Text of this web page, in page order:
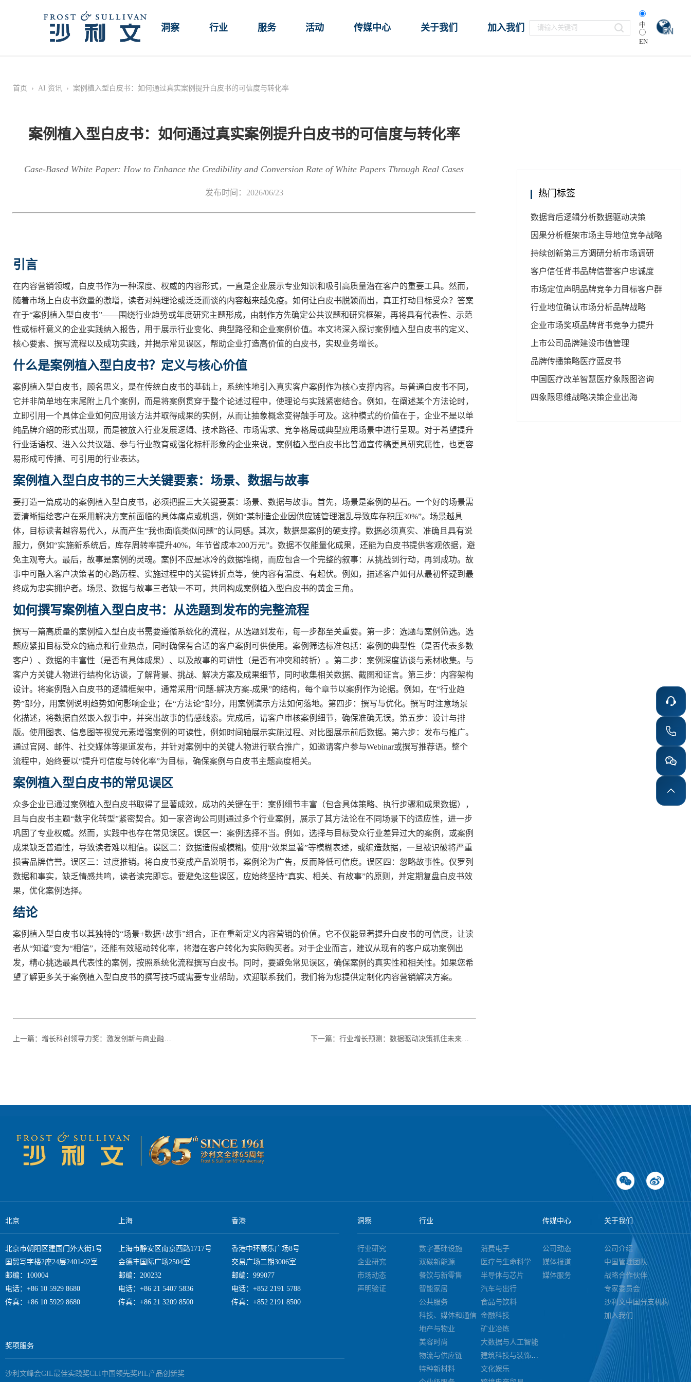
洞察 行业 服务 活动 传媒中心 关于我们 加入我们 中
EN
首页 › AI 资讯 › 案例植入型白皮书：如何通过真实案例提升白皮书的可信度与转化率
案例植入型白皮书：如何通过真实案例提升白皮书的可信度与转化率
Case-Based White Paper: How to Enhance the Credibility and Conversion Rate of White Papers Through Real Cases
发布时间：2026/06/23
引言
在内容营销领域，白皮书作为一种深度、权威的内容形式，一直是企业展示专业知识和吸引高质量潜在客户的重要工具。然而，
随着市场上白皮书数量的激增，读者对纯理论或泛泛而谈的内容越来越免疫。如何让白皮书脱颖而出，真正打动目标受众？答案
在于“案例植入型白皮书”——围绕行业趋势或年度研究主题形成，由制作方先确定公共议题和研究框架，再将具有代表性、示范
性或标杆意义的企业实践纳入报告，用于展示行业变化、典型路径和企业案例价值。本文将深入探讨案例植入型白皮书的定义、
核心要素、撰写流程以及成功实践，并揭示常见误区，帮助企业打造高价值的白皮书，实现业务增长。
什么是案例植入型白皮书？定义与核心价值
案例植入型白皮书，顾名思义，是在传统白皮书的基础上，系统性地引入真实客户案例作为核心支撑内容。与普通白皮书不同，
它并非简单地在末尾附上几个案例，而是将案例贯穿于整个论述过程中，使理论与实践紧密结合。例如，在阐述某个方法论时，
立即引用一个具体企业如何应用该方法并取得成果的实例，从而让抽象概念变得触手可及。这种模式的价值在于，企业不是以单
纯品牌介绍的形式出现，而是被放入行业发展逻辑、技术路径、市场需求、竞争格局或典型应用场景中进行呈现。对于希望提升
行业话语权、进入公共议题、参与行业教育或强化标杆形象的企业来说，案例植入型白皮书比普通宣传稿更具研究属性，也更容
易形成可传播、可引用的行业表达。
案例植入型白皮书的三大关键要素：场景、数据与故事
要打造一篇成功的案例植入型白皮书，必须把握三大关键要素：场景、数据与故事。首先，场景是案例的基石。一个好的场景需
要清晰描绘客户在采用解决方案前面临的具体痛点或机遇，例如“某制造企业因供应链管理混乱导致库存积压30%”。场景越具
体，目标读者越容易代入，从而产生“我也面临类似问题”的认同感。其次，数据是案例的硬支撑。数据必须真实、准确且具有说
服力，例如“实施新系统后，库存周转率提升40%，年节省成本200万元”。数据不仅能量化成果，还能为白皮书提供客观依据，避
免主观夸大。最后，故事是案例的灵魂。案例不应是冰冷的数据堆砌，而应包含一个完整的叙事：从挑战到行动，再到成功。故
事中可融入客户决策者的心路历程、实施过程中的关键转折点等，使内容有温度、有起伏。例如，描述客户如何从最初怀疑到最
终成为忠实拥护者。场景、数据与故事三者缺一不可，共同构成案例植入型白皮书的黄金三角。
如何撰写案例植入型白皮书：从选题到发布的完整流程
撰写一篇高质量的案例植入型白皮书需要遵循系统化的流程，从选题到发布，每一步都至关重要。第一步：选题与案例筛选。选
题应紧扣目标受众的痛点和行业热点，同时确保有合适的客户案例可供使用。案例筛选标准包括：案例的典型性（是否代表多数
客户）、数据的丰富性（是否有具体成果）、以及故事的可讲性（是否有冲突和转折）。第二步：案例深度访谈与素材收集。与
客户方关键人物进行结构化访谈，了解背景、挑战、解决方案及成果细节，同时收集相关数据、截图和证言。第三步：内容架构
设计。将案例融入白皮书的逻辑框架中，通常采用“问题-解决方案-成果”的结构，每个章节以案例作为论据。例如，在“行业趋
势”部分，用案例说明趋势如何影响企业；在“方法论”部分，用案例演示方法如何落地。第四步：撰写与优化。撰写时注意场景
化描述，将数据自然嵌入叙事中，并突出故事的情感线索。完成后，请客户审核案例细节，确保准确无误。第五步：设计与排
版。使用图表、信息图等视觉元素增强案例的可读性，例如时间轴展示实施过程、对比图展示前后数据。第六步：发布与推广。
通过官网、邮件、社交媒体等渠道发布，并针对案例中的关键人物进行联合推广，如邀请客户参与Webinar或撰写推荐语。整个
流程中，始终要以“提升可信度与转化率”为目标，确保案例与白皮书主题高度相关。
案例植入型白皮书的常见误区
众多企业已通过案例植入型白皮书取得了显著成效，成功的关键在于：案例细节丰富（包含具体策略、执行步骤和成果数据），
且与白皮书主题“数字化转型”紧密契合。如一家咨询公司则通过多个行业案例，展示了其方法论在不同场景下的适应性，进一步
巩固了专业权威。然而，实践中也存在常见误区。误区一：案例选择不当。例如，选择与目标受众行业差异过大的案例，或案例
成果缺乏普遍性，导致读者难以相信。误区二：数据造假或模糊。使用“效果显著”等模糊表述，或编造数据，一旦被识破将严重
损害品牌信誉。误区三：过度推销。将白皮书变成产品说明书，案例沦为广告，反而降低可信度。误区四：忽略故事性。仅罗列
数据和事实，缺乏情感共鸣，读者读完即忘。要避免这些误区，应始终坚持“真实、相关、有故事”的原则，并定期复盘白皮书效
果，优化案例选择。
结论
案例植入型白皮书以其独特的“场景+数据+故事”组合，正在重新定义内容营销的价值。它不仅能显著提升白皮书的可信度，让读
者从“知道”变为“相信”，还能有效驱动转化率，将潜在客户转化为实际购买者。对于企业而言，建议从现有的客户成功案例出
发，精心挑选最具代表性的案例，按照系统化流程撰写白皮书。同时，要避免常见误区，确保案例的真实性和相关性。如果您希
望了解更多关于案例植入型白皮书的撰写技巧或需要专业帮助，欢迎联系我们，我们将为您提供定制化内容营销解决方案。
上一篇 ： 增长科创领导力奖：激发创新与商业融合的领导力秘诀 下一篇 ： 行业增长预测：数据驱动决策抓住未来机遇
热门标签
数据背后逻辑分析数据驱动决策
因果分析框架市场主导地位竞争战略
持续创新第三方调研分析市场调研
客户信任背书品牌信誉客户忠诚度
市场定位声明品牌竞争力 目标客户群
行业地位确认市场分析品牌战略
企业市场奖项品牌背书竞争力提升
上市公司品牌建设市值管理
品牌传播策略医疗蓝皮书
中国医疗改革智慧医疗象限图咨询
四象限思维战略决策企业出海
北京 上海 香港
北京市朝阳区建国门外大街1号
国贸写字楼2座24层2401-02室
邮编：100004
电话：+86 10 5929 8680
传真：+86 10 5929 8680
上海市静安区南京西路1717号
会德丰国际广场2504室
邮编：200232
电话：+86 21 5407 5836
传真：+86 21 3209 8500
香港中环康乐广场8号
交易广场二期3006室
邮编：999077
电话：+852 2191 5788
传真：+852 2191 8500
奖项服务
沙利文峰会GIL最佳实践奖CLI中国领先奖PIL产品创新奖
洞察 行业 传媒中心 关于我们
行业研究
企业研究
市场动态
声明验证
数字基础设施
消费电子
双碳新能源
医疗与生命科学
餐饮与新零售
半导体与芯片
智能家居
汽车与出行
公共服务
食品与饮料
科技、媒体和通信 金融科技
地产与物业
矿业冶炼
美容时尚
大数据与人工智能
物流与供应链
特种新材料
文化娱乐
公司动态
媒体报道
媒体服务
公司介绍
中国管理团队
战略合作伙伴
专家委员会
沙利文中国分支机构
加入我们